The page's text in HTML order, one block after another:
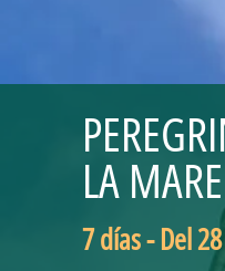
LA
7 días - Del